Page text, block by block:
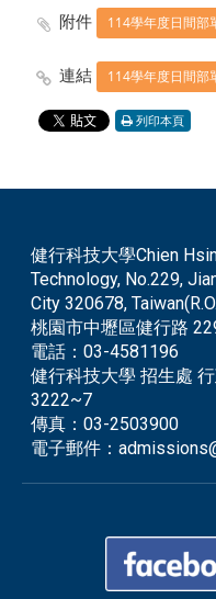
附件
連結 114學年度日間部
列印本頁
健行科技大學Chien
Technology, No.229,
City 320678,
桃園市中壢區健行路
電話：03-4581196
健行科技大學 招生處
3222~7
傳真：03-2503900
電子郵件：